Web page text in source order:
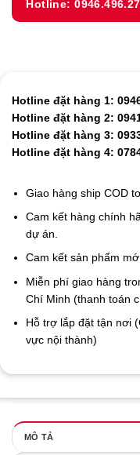
Hotline:
Hotline đặt hàng 1:
Hotline đặt hàng 2:
Hotline đặt hàng 3:
Hotline đặt hàng 4:
Giao hàng ship COD
Cam kết hàng chính
dự án.
Cam kết sản phẩm
Miễn phí giao hàng
Chí Minh (thanh toán
Hỗ trợ lắp đặt tận nơi
vực nội thành)
MÔ TẢ